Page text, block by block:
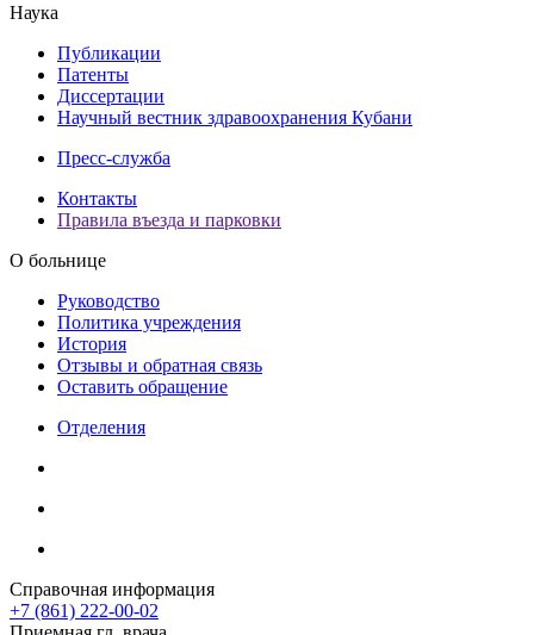
Наука
Публикации
Патенты
Диссертации
Научный вестник здравоохранения Кубани
Пресс-служба
Контакты
Правила въезда и парковки
О больнице
Руководство
Политика учреждения
История
Отзывы и обратная связь
Оставить обращение
Отделения
Справочная информация
+7 (861) 222-00-02